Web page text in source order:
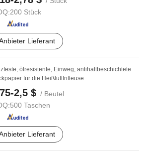
200 Stück
Lieferant
ölresistente, Einweg, antihaftbeschichtete
für die Heißluftfritteuse
2,5 $ / Beutel
500 Taschen
Lieferant